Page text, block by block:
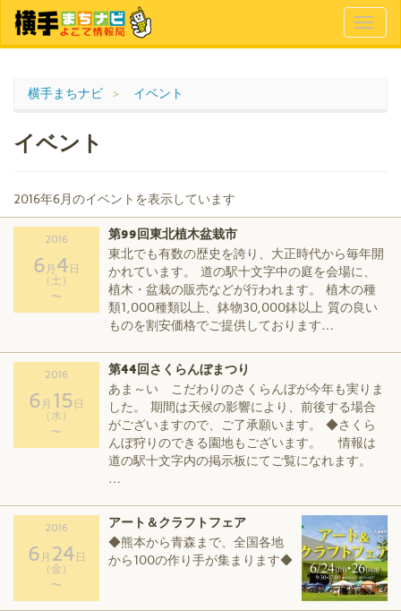
横手まちナビ イベント
イベント
2016年6月のイベントを表示しています
2016
6 月 4 日
（土）
〜
第99回東北植木盆栽市
東北でも有数の歴史を誇り、大正時代から毎年開
かれています。 道の駅十文字中の庭を会場に、
植木・盆栽の販売などが行われます。 植木の種
類1,000種類以上、鉢物30,000鉢以上 質の良い
ものを割安価格でご提供しております…
2016
6 月 15 日
（水）
〜
第44回さくらんぼまつり
あま～い こだわりのさくらんぼが今年も実りま
した。 期間は天候の影響により、前後する場合
がございますので、ご了承願います。 ◆さくら
んぼ狩りのできる園地もございます。 情報は
道の駅十文字内の掲示板にてご覧になれます。
…
2016
6 月 24 日
（金）
〜
アート＆クラフトフェア
◆熊本から青森まで、全国各地
から100の作り手が集まります◆